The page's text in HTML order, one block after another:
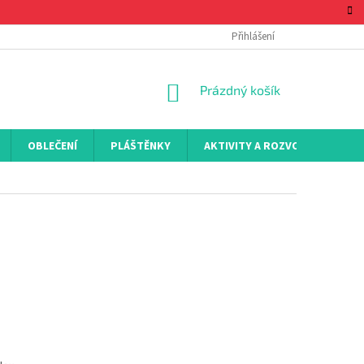
Přihlášení
NÁKUPNÍ
Prázdný košík
OBLEČENÍ PLÁŠTĚNKY AKTIVITY A ROZVOJ